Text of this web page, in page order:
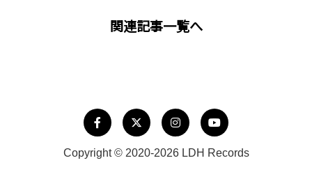
関連記事一覧へ
Copyright © 2020-2026 LDH Records